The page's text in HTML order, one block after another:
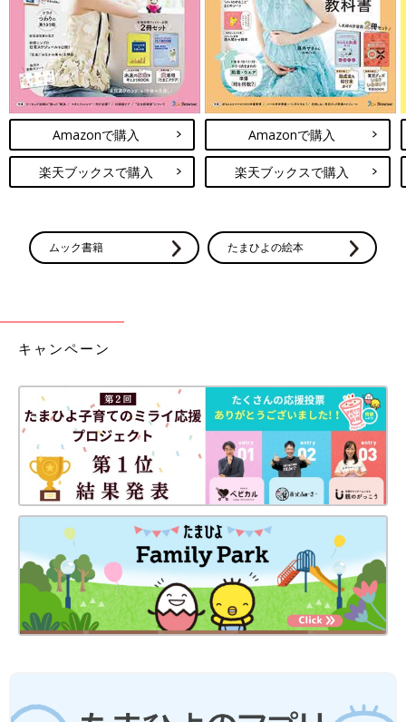
Amazonで購入
楽天ブックスで購入
Amazonで購入
楽天ブックスで購入
ムック書籍 たまひよの絵本
キャンペーン